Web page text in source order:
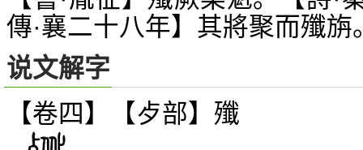
傳·襄二十八年】其將聚而殲旃
说文解字
【卷四】【歺部】 殲